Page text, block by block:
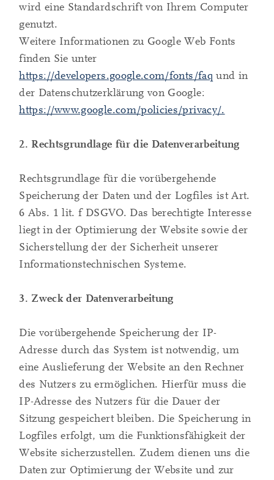
wird eine Standardschrift von Ihrem Computer
genutzt.
Weitere Informationen zu Google Web Fonts
finden Sie unter
https://developers.google.com/fonts/faq und in
der Datenschutzerklärung von Google:
https://www.google.com/policies/privacy/.
2. Rechtsgrundlage für die Datenverarbeitung
Rechtsgrundlage für die vorübergehende
Speicherung der Daten und der Logfiles ist Art.
6 Abs. 1 lit. f DSGVO. Das berechtigte Interesse
liegt in der Optimierung der Website sowie der
Sicherstellung der der Sicherheit unserer
Informationstechnischen Systeme.
3. Zweck der Datenverarbeitung
Die vorübergehende Speicherung der IP-
Adresse durch das System ist notwendig, um
eine Auslieferung der Website an den Rechner
des Nutzers zu ermöglichen. Hierfür muss die
IP-Adresse des Nutzers für die Dauer der
Sitzung gespeichert bleiben. Die Speicherung in
Logfiles erfolgt, um die Funktionsfähigkeit der
Website sicherzustellen. Zudem dienen uns die
Daten zur Optimierung der Website und zur